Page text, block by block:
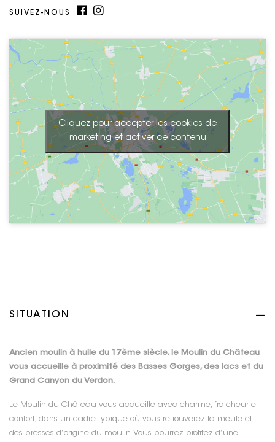
SUIVEZ-NOUS
Cliquez pour accepter les cookies de
marketing et activer ce contenu
SITUATION
Ancien moulin à huile du 17ème siècle, le Moulin du Château
vous accueille à proximité des Basses Gorges, des lacs et du
Grand Canyon du Verdon.
Le Moulin du Château vous accueille avec charme, fraicheur et
confort, dans un cadre typique où vous retrouverez la meule et
des presses d’origine du moulin. Vous pourrez profitez d’une